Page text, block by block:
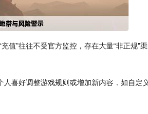
值”往往不受官方监控，存在大量“非正规”
喜好调整游戏规则或增加新内容，如自定